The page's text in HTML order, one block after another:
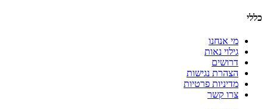
כללי
מי אנחנו
גילוי נאות
דרושים
הצהרת נגישות
מדיניות פרטיות
צרו קשר